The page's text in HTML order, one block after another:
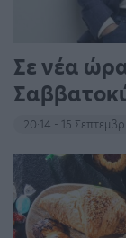
Σε νέα
20:14 - 15